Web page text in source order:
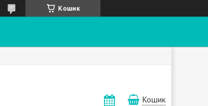
Кошик
Кошик